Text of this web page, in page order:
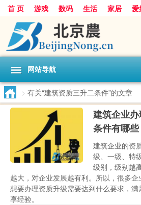
首 页 游戏 数码 生活 家居 爱
互联网
手机 购物
网站导航
> 有关“建筑资质三升二条件”的文章
建筑企业
条件有哪些
建筑企业的资
级、一级、特
级别，级别越
越大，对企业发展越有利。所以，很多企
想要办理资质升级需要达到什么要求，
享经验。